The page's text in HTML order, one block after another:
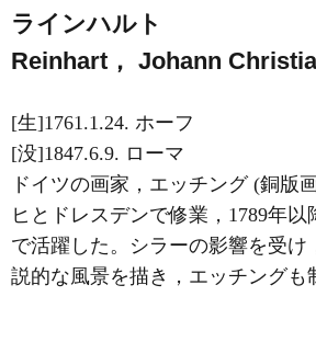
ラインハルト
Reinhart， Johann
[生]1761.1.24. ホーフ
[没]1847.6.9. ローマ
ドイツの画家，エッチング (銅版
ヒとドレスデンで修業，1789年以
で活躍した。シラーの影響を受け
説的な風景を描き，エッチングも